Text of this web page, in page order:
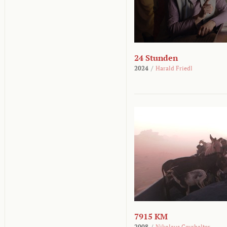
24 Stunden
2024 / Harald Friedl
7915 KM